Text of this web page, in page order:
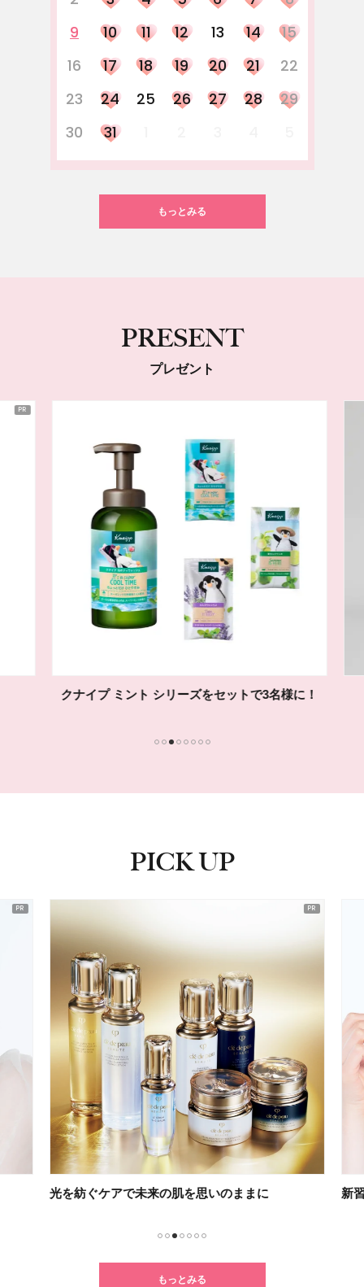
9
10 11 12 13 14
15
16
17 18 19 20 21
22
23
24 25 26 27 28
29
30
31
もっとみる
PRESENT
プレゼント
クナイプ ミント シリーズをセットで3名様に！
PICK UP
光を紡ぐケアで未来の肌を思いのままに 新
もっとみる